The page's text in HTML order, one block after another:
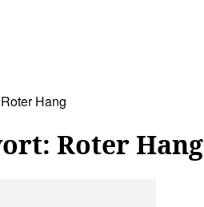
Roter Hang
Roter Hang